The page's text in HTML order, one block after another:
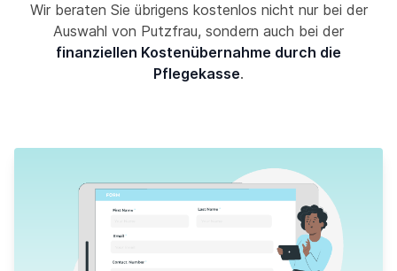
Wir beraten Sie übrigens kostenlos nicht nur bei der
Auswahl von Putzfrau, sondern auch bei der
finanziellen Kostenübernahme durch die
Pflegekasse.